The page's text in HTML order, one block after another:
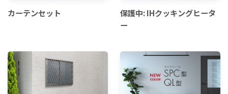
カーテンセット
保護中: IHクッキングヒータ
ー